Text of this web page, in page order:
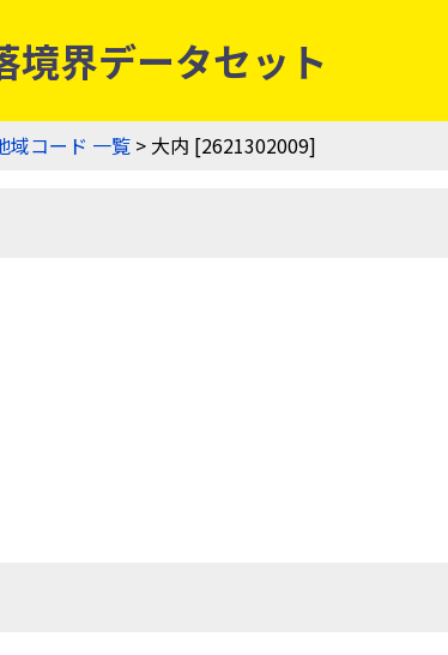
界データセット
域コード 一覧 > 大内 [2621302009]